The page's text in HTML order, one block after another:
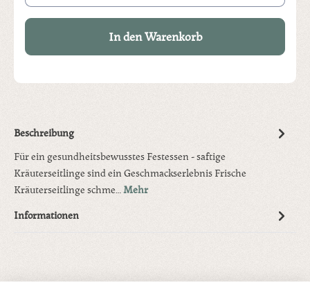
In den Warenkorb
Beschreibung
Für ein gesundheitsbewusstes Festessen - saftige
Kräuterseitlinge sind ein Geschmackserlebnis Frische
Kräuterseitlinge schme…Mehr
Informationen
Produktgalerie überspringen